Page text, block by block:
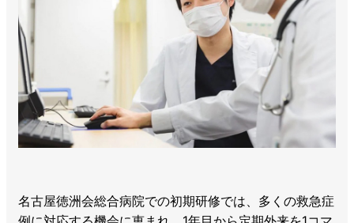
名古屋徳洲会総合病院での初期研修では、多くの救急症